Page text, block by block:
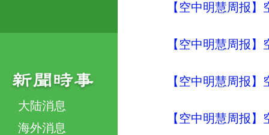
大陆消息
海外消息
【空中明慧周报
【空中明慧周报
【空中明慧周报
【空中明慧周报